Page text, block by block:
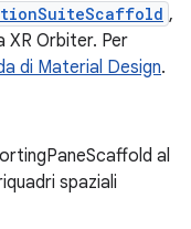
,
Orbiter. Per
di Material Design.
al
spaziali